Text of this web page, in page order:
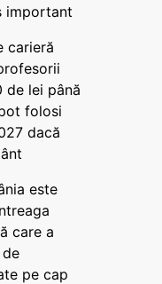
important
carieră
de lei până
folosi
dacă
este
care a
pe cap